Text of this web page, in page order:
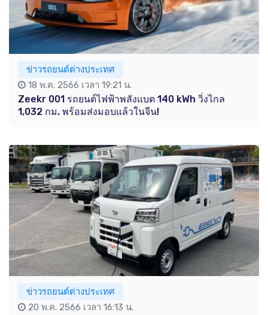
ข่าวรถยนต์ต่างประเทศ
18 พ.ค. 2566 เวลา 19:21 น.
Zeekr 001 รถยนต์ไฟฟ้าพลังแบต 140 kWh วิ่งไกล
1,032 กม. พร้อมส่งมอบแล้วในจีน!
ข่าวรถยนต์ต่างประเทศ
20 พ.ค. 2566 เวลา 16:13 น.